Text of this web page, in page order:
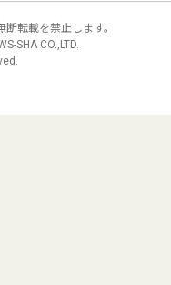
転載を禁止します。
SHA CO.,LTD.